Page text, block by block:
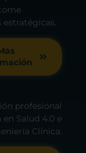
estratégicas.
profesional
en Salud 4.0 e
Clínica.